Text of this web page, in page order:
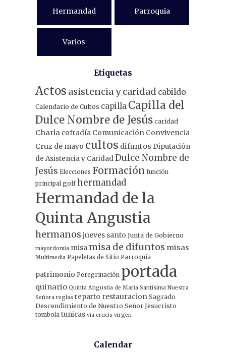
Hermandad Parroquia
Varios
Etiquetas
Actos asistencia y caridad cabildo
Calendario de Cultos capilla Capilla del
Dulce Nombre de Jesús caridad
Charla cofradía Comunicación Convivencia
Cruz de mayo cultos difuntos Diputación
de Asistencia y CaridadDulce Nombre de
Jesús Elecciones Formación función
principal golf hermandad
Hermandad de la
Quinta Angustia
hermanos jueves santo Junta de Gobierno
mayordomia misamisa de difuntos misas
Multimedia Papeletas de Sitio Parroquia
patrimonio Peregrinación portada
quinario Quinta Angustia de María Santísima Nuestra
Señora reglas reparto restauracion Sagrado
Descendimiento de Nuestro Señor Jesucristo
tombola tunicas via crucis virgen
Calendar